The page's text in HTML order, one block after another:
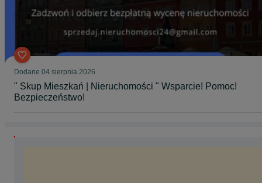
Dodane 04 sierpnia 2026
" Skup Mieszkań | Nieruchomości " Wsparcie! Pomoc!
Bezpieczeństwo!